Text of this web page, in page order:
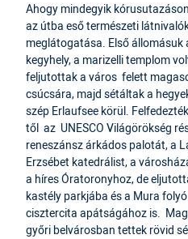
Ahogy mindegyik
az útba eső természeti
meglátogatása. Első állomásuk
kegyhely, a marizelli templom
feljutottak a város felett
csúcsára, majd sétáltak a
szép Erlaufsee körül.
től az UNESCO Világörökség
reneszánsz árkádos palotát, a
Erzsébet katedrálist, a
a híres Óratoronyhoz, de
kastély parkjába és a Mura
cisztercita apátságához is.
győri belvárosban tettek rövid